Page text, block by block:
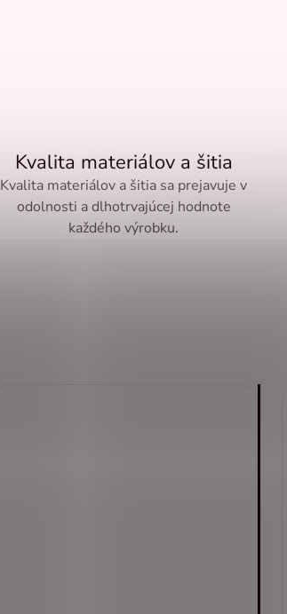
Kvalita materiálov a šitia
Kvalita materiálov a šitia sa prejavuje v
odolnosti a dlhotrvajúcej hodnote
každého výrobku.